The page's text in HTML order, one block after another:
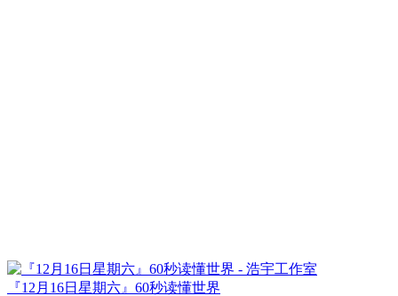
『12月16日星期六』60秒读懂世界